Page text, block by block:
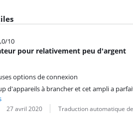
/10
pour relativement peu d'argent
options de connexion
d'appareils à brancher et cet ampli a
27 avril 2020 Traduction automatique